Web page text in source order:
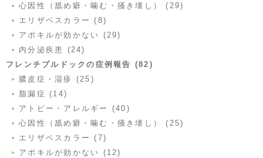
心因性（舐め癖・噛む・掻き壊し） (29)
エリザベスカラー (8)
アポキルが効かない (29)
内分泌疾患 (24)
フレンチブルドックの症例報告 (82)
膿皮症・湿疹 (25)
脂漏症 (14)
アトピー・アレルギー (40)
心因性（舐め癖・噛む・掻き壊し） (25)
エリザベスカラー (7)
アポキルが効かない (12)